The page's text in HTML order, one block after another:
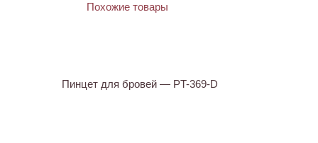
Пинцет для бровей — PT-369-D